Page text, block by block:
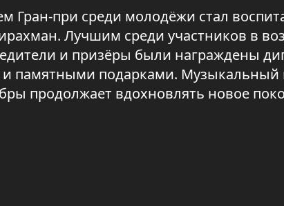
Гран-при среди молодёжи стал
Лучшим среди участников в
и призёры были награждены
памятными подарками. Музыкальный
продолжает вдохновлять новое